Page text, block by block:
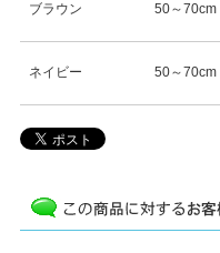
ブラウン 50～70cm
ネイビー 50～70cm